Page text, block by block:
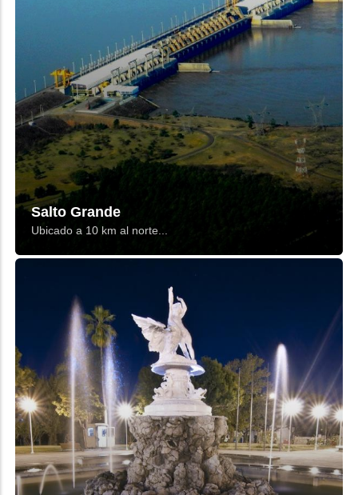
Salto Grande
Ubicado a 10 km al norte...